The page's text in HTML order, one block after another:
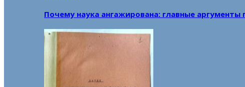
Почему наука ангажирована: главные аргументы